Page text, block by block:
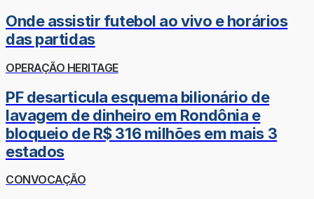
Onde assistir futebol ao vivo e horários
das partidas
OPERAÇÃO HERITAGE
PF desarticula esquema bilionário de
lavagem de dinheiro em Rondônia e
bloqueio de R$ 316 milhões em mais 3
estados
CONVOCAÇÃO